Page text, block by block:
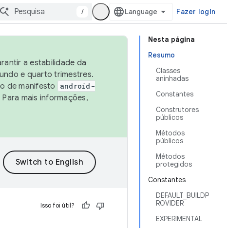
/ Fazer login
Nesta página
Resumo
Classes
aninhadas
Constantes
Construtores
públicos
Métodos
públicos
Métodos
protegidos
Constantes
DEFAULT_BUILDP
ROVIDER
EXPERIMENTAL
a estabilidade da
e quarto trimestres.
de manifesto
android-
mais informações,
Isso foi útil?